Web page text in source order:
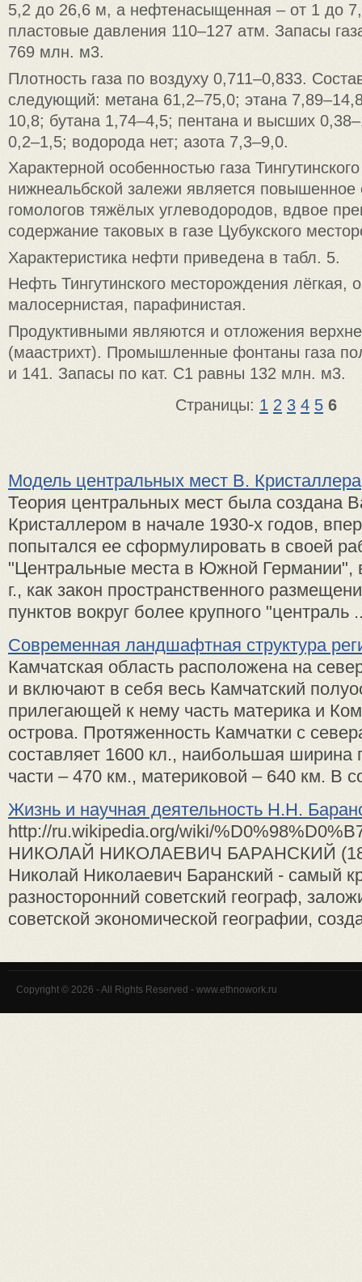
5,2 до 26,6 м, а нефтенасыщенная – от 1 до
пластовые давления 110–127 атм. Запасы
769 млн. м3.
Плотность газа по воздуху 0,711–0,833.
следующий: метана 61,2–75,0; этана
10,8; бутана 1,74–4,5; пентана и высших
0,2–1,5; водорода нет; азота 7,3–9,0.
Характерной особенностью газа
нижнеальбской залежи является повышенное
гомологов тяжёлых углеводородов, вдвое
содержание таковых в газе Цубукского
Характеристика нефти приведена в табл. 5.
Нефть Тингутинского месторождения лёгкая,
малосернистая, парафинистая.
Продуктивными являются и отложения
(маастрихт). Промышленные фонтаны газа
и 141. Запасы по кат. С1 равны 132 млн. м3.
Страницы: 1 2 3 4 5 6
Модель центральных мест В. Кристаллера
Теория центральных мест была создана
Кристаллером в начале 1930-х годов,
попытался ее сформулировать в своей
"Центральные места в Южной
г., как закон пространственного
пунктов вокруг более крупного "централь
Современная ландшафтная структура
Камчатская область расположена на
и включают в себя весь Камчатский
прилегающей к нему часть материка и
острова. Протяженность Камчатки с
составляет 1600 кл., наибольшая ширина
части – 470 км., материковой – 640 км. В
Жизнь и научная деятельность Н.Н.
http://ru.wikipedia.org/wiki/
НИКОЛАЙ НИКОЛАЕВИЧ БАРАНСКИЙ
Николай Николаевич Баранский - самый
разносторонний советский географ,
советской экономической географии,
Copyright © 2026 - All Rights Reserved - www.ethnowork.ru